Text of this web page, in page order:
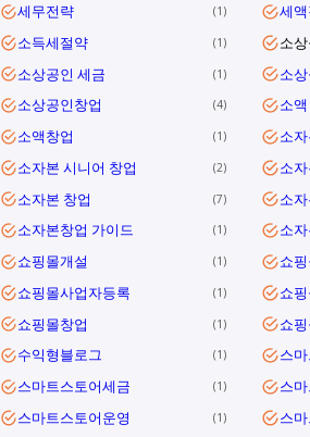
세무전략 1 세
소득세절약 1 소
소상공인 세금 1 소
소상공인창업 4 소
소액창업 1 소
소자본 시니어 창업 2 소
소자본 창업 7 소
소자본창업 가이드 1 소
쇼핑몰개설 1 쇼
쇼핑몰사업자등록 1 쇼
쇼핑몰창업 1 쇼
수익형블로그 1 스
스마트스토어세금 1 스
스마트스토어운영 1 스